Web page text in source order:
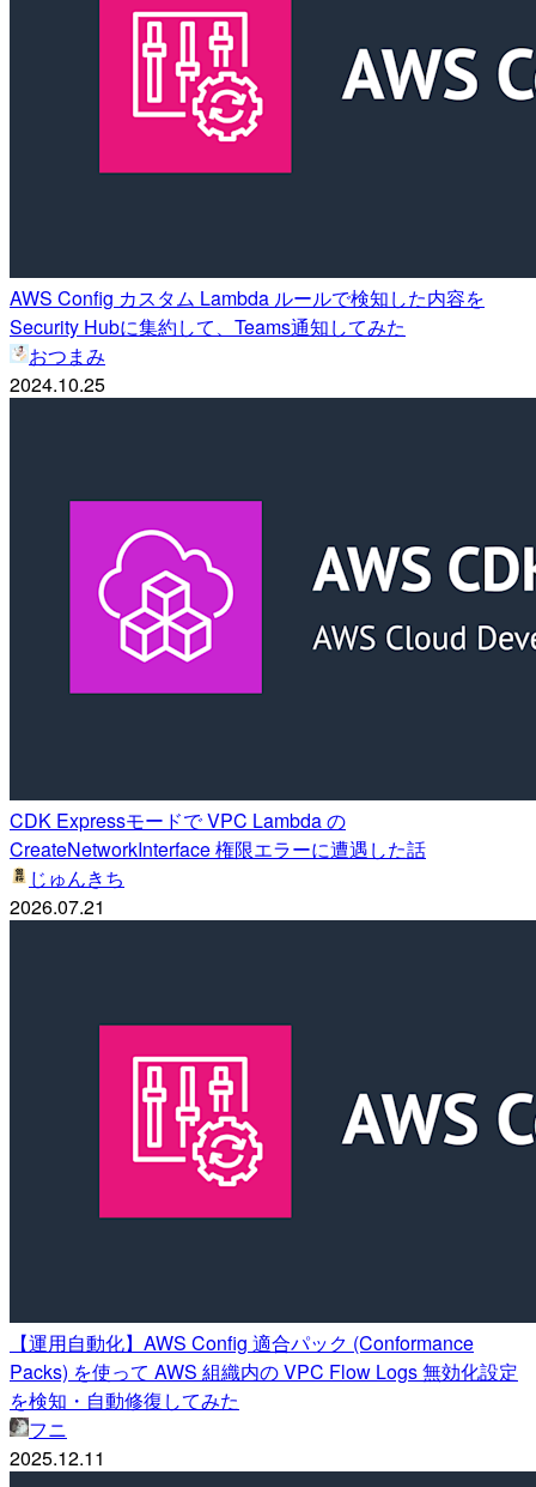
AWS Config カスタム Lambda ルールで検知した内容を
Security Hubに集約して、Teams通知してみた
おつまみ
2024.10.25
CDK Expressモードで VPC Lambda の
CreateNetworkInterface 権限エラーに遭遇した話
じゅんきち
2026.07.21
【運用自動化】AWS Config 適合パック (Conformance
Packs) を使って AWS 組織内の VPC Flow Logs 無効化設定
を検知・自動修復してみた
フニ
2025.12.11